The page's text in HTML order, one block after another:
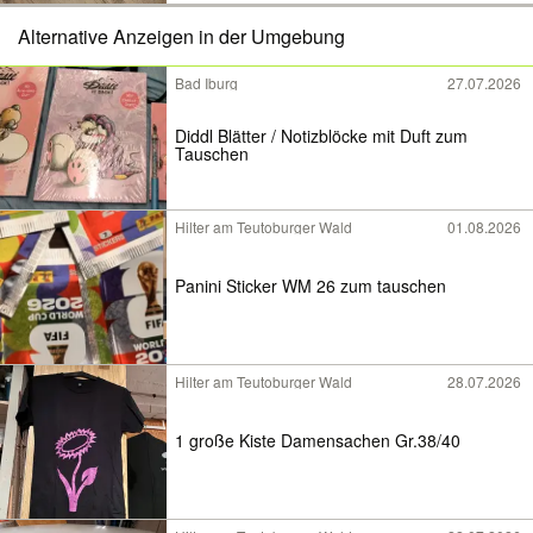
Alternative Anzeigen in der Umgebung
Bad Iburg 27.07.2026
Diddl Blätter / Notizblöcke mit Duft zum
Tauschen
Hilter am Teutoburger Wald 01.08.2026
Panini Sticker WM 26 zum tauschen
Hilter am Teutoburger Wald 28.07.2026
1 große Kiste Damensachen Gr.38/40